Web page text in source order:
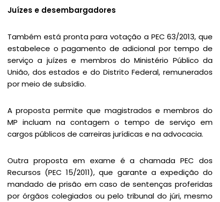
Juízes e desembargadores
Também está pronta para votação a PEC 63/2013, que
estabelece o pagamento de adicional por tempo de
serviço a juízes e membros do Ministério Público da
União, dos estados e do Distrito Federal, remunerados
por meio de subsídio.
A proposta permite que magistrados e membros do
MP incluam na contagem o tempo de serviço em
cargos públicos de carreiras jurídicas e na advocacia.
Outra proposta em exame é a chamada PEC dos
Recursos (PEC 15/2011), que garante a expedição do
mandado de prisão em caso de sentenças proferidas
por órgãos colegiados ou pelo tribunal do júri, mesmo